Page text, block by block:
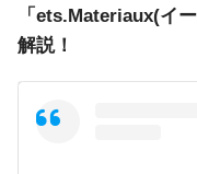
「ets.Materiaux(イ
解説！